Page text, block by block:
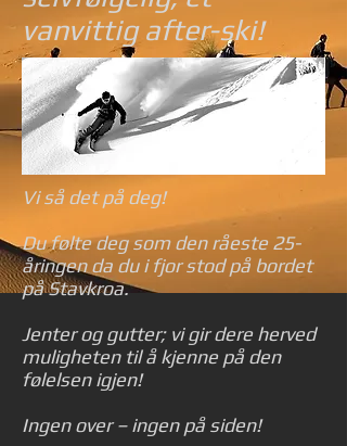
vanvittig after-ski!
Vi så det på deg!
Du følte deg som den råeste 25-
åringen da du i fjor stod på bordet
på Stavkroa.
Jenter og gutter; vi gir dere herved
muligheten til å kjenne på den
følelsen igjen!
Ingen over – ingen på siden!